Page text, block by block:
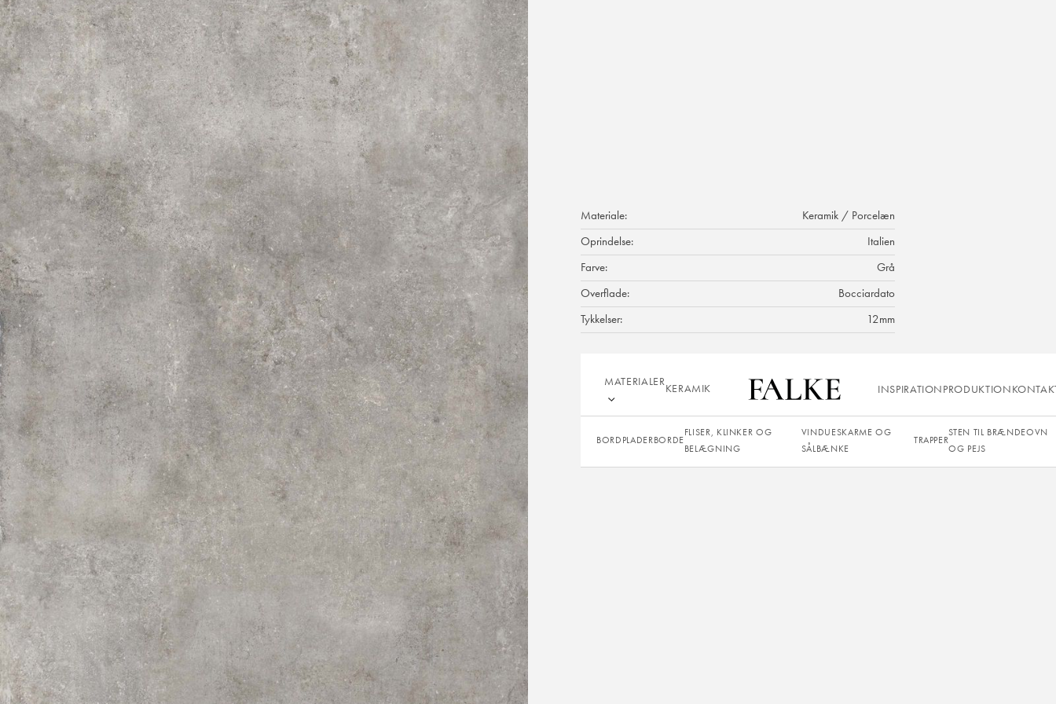
Materiale:
Keramik / Porcelæn
Oprindelse:
Italien
Farve:
Grå
Overflade:
Bocciardato
Tykkelser:
12mm
SEND FORESPØRGSEL
MATERIALER
KERAMIK INSPIRATIONPRODUKTION
BORDPLADERBORDE
FLISER, KLINKER OG
BELÆGNING
VINDUESKARME OG
SÅLBÆNKE
TRAPPER
STEN TIL BRÆNDEOVN
OG PEJS